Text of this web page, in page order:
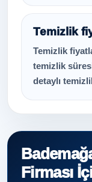
Temizlik
Temizlik
temizlik
detaylı
Firması